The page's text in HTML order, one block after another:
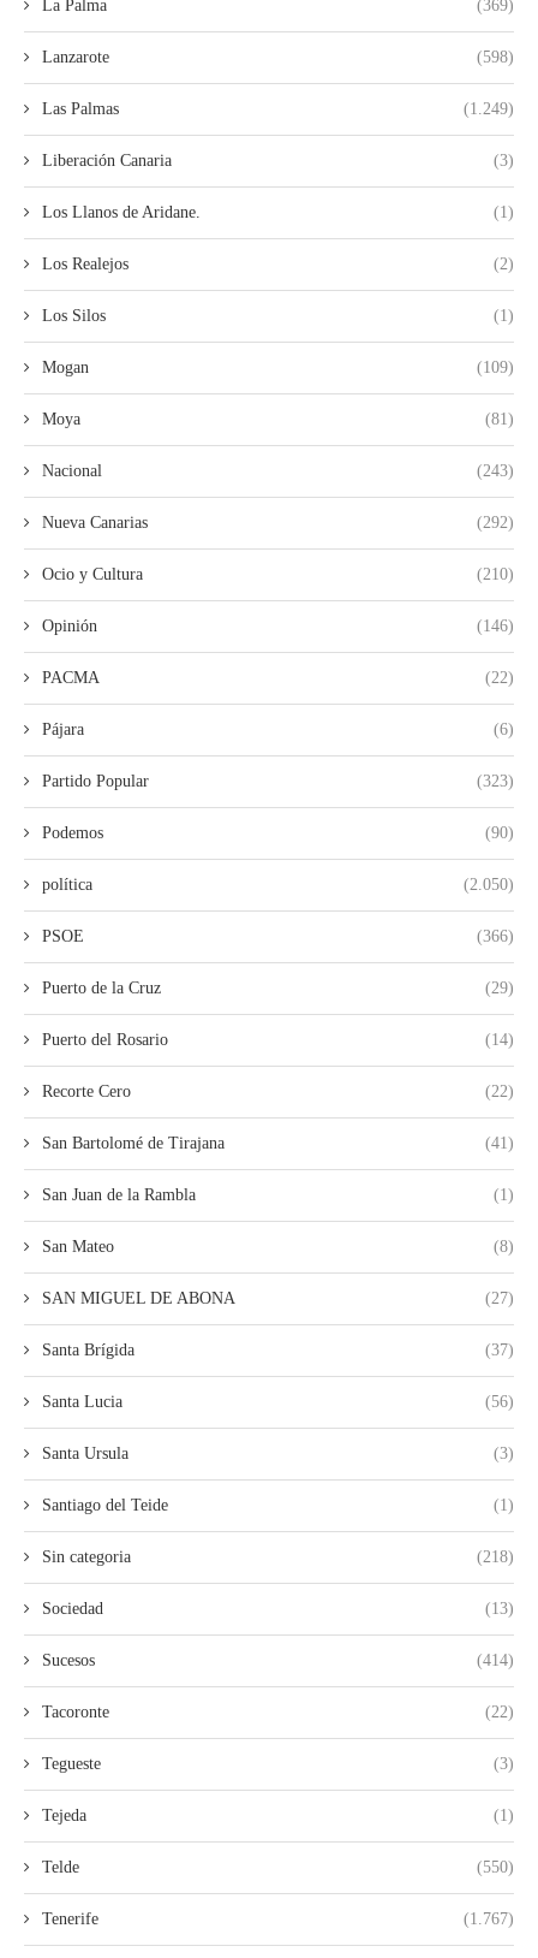
La Palma (369)
Lanzarote (598)
Las Palmas (1.249)
Liberación Canaria (3)
Los Llanos de Aridane. (1)
Los Realejos (2)
Los Silos (1)
Mogan (109)
Moya (81)
Nacional (243)
Nueva Canarias (292)
Ocio y Cultura (210)
Opinión (146)
PACMA (22)
Pájara (6)
Partido Popular (323)
Podemos (90)
política (2.050)
PSOE (366)
Puerto de la Cruz (29)
Puerto del Rosario (14)
Recorte Cero (22)
San Bartolomé de Tirajana (41)
San Juan de la Rambla (1)
San Mateo (8)
SAN MIGUEL DE ABONA (27)
Santa Brígida (37)
Santa Lucia (56)
Santa Ursula (3)
Santiago del Teide (1)
Sin categoria (218)
Sociedad (13)
Sucesos (414)
Tacoronte (22)
Tegueste (3)
Tejeda (1)
Telde (550)
Tenerife (1.767)